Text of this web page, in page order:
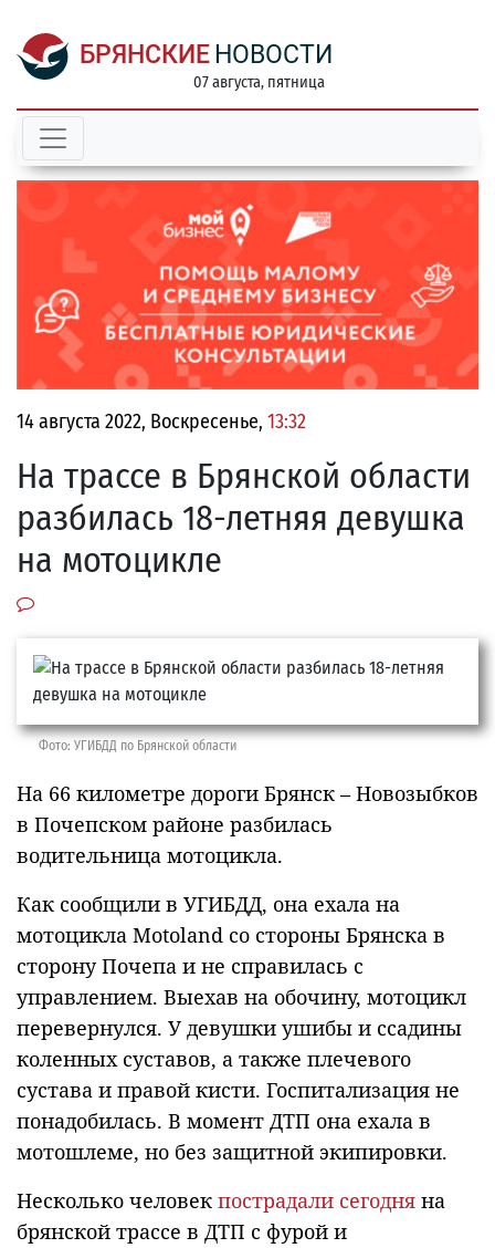
БРЯНСКИЕ НОВОСТИ
07 августа, пятница
14 августа 2022, Воскресенье, 13:32
На трассе в Брянской области
разбилась 18-летняя девушка
на мотоцикле
Фото: УГИБДД по Брянской области
На 66 километре дороги Брянск – Новозыбков
в Почепском районе разбилась
водительница мотоцикла.
Как сообщили в УГИБДД, она ехала на
мотоцикла Motoland со стороны Брянска в
сторону Почепа и не справилась с
управлением. Выехав на обочину, мотоцикл
перевернулся. У девушки ушибы и ссадины
коленных суставов, а также плечевого
сустава и правой кисти. Госпитализация не
понадобилась. В момент ДТП она ехала в
мотошлеме, но без защитной экипировки.
Несколько человек пострадали сегодня на
брянской трассе в ДТП с фурой и